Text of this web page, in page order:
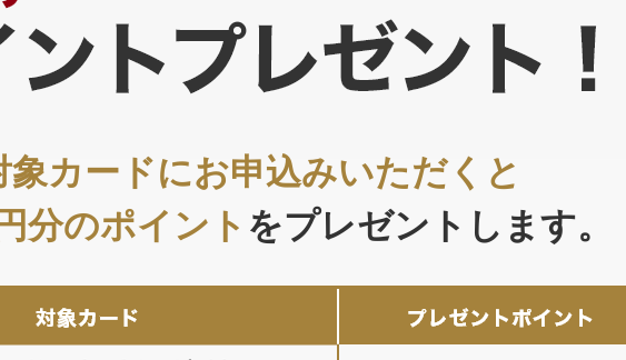
象カードにお申込みいただくと
分のポイント をプレゼントします。